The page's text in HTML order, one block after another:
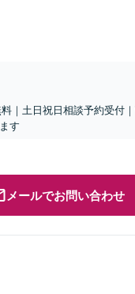
｜土日祝日相談予約受付｜
す
メールでお問い合わせ